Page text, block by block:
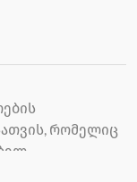
რომელიც